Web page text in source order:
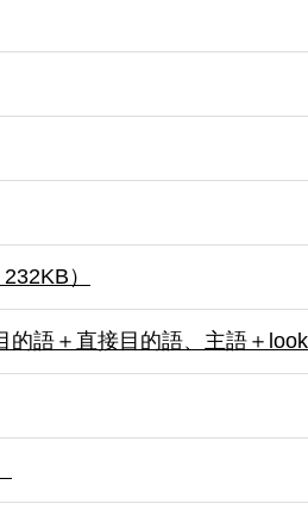
）
語＋直接目的語、主語＋